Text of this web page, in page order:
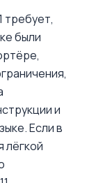
требует,
были
и
Если в
лёгкой